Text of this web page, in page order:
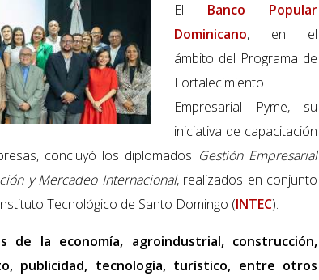
El Banco Popular
Dominicano, en el
ámbito del Programa de
Fortalecimiento
Empresarial Pyme, su
iniciativa de capacitación
concluyó los diplomados Gestión Empresarial
y Mercadeo Internacional, realizados en conjunto
Tecnológico de Santo Domingo (INTEC).
de la economía, agroindustrial, construcción,
publicidad, tecnología, turístico, entre otros